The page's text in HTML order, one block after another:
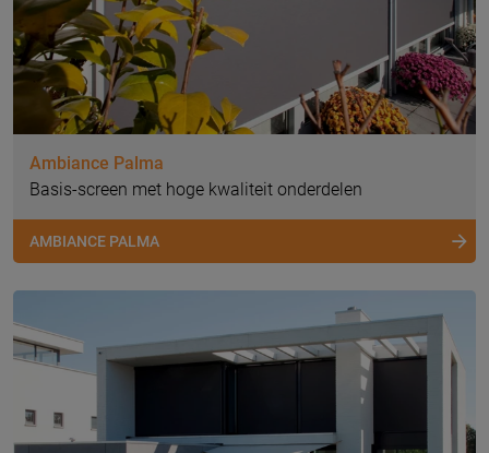
Ambiance Palma
Basis-screen met hoge kwaliteit onderdelen
AMBIANCE PALMA